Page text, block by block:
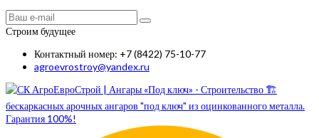
Строим будущее
Контактный номер: +7 (8422) 75-10-77
agroevrostroy@yandex.ru